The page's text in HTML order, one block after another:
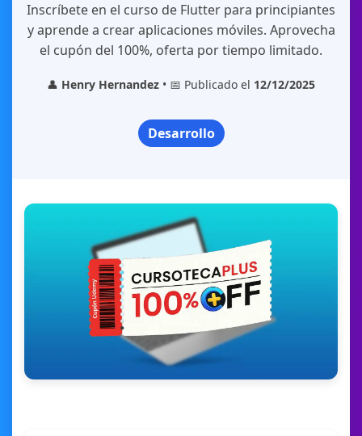
Inscríbete en el curso de Flutter para principiantes
y aprende a crear aplicaciones móviles. Aprovecha
el cupón del 100%, oferta por tiempo limitado.
👤 Henry Hernandez • 📅 Publicado el 12/12/2025
Desarrollo